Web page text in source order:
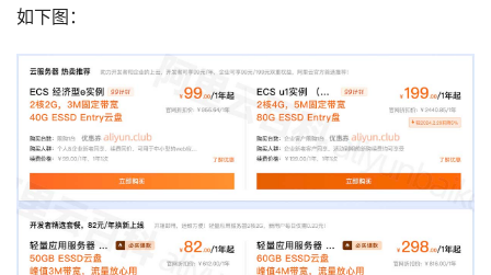
如下图：